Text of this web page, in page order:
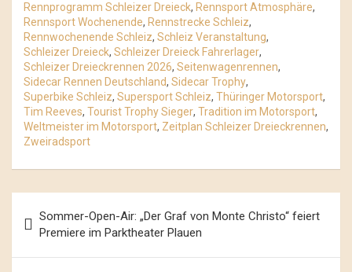
Rennprogramm Schleizer Dreieck, Rennsport Atmosphäre,
Rennsport Wochenende, Rennstrecke Schleiz,
Rennwochenende Schleiz, Schleiz Veranstaltung,
Schleizer Dreieck, Schleizer Dreieck Fahrerlager,
Schleizer Dreieckrennen 2026, Seitenwagenrennen,
Sidecar Rennen Deutschland, Sidecar Trophy,
Superbike Schleiz, Supersport Schleiz, Thüringer Motorsport,
Tim Reeves, Tourist Trophy Sieger, Tradition im Motorsport,
Weltmeister im Motorsport, Zeitplan Schleizer Dreieckrennen,
Zweiradsport
Navigation
Sommer-Open-Air: „Der Graf von Monte Christo“ feiert
Premiere im Parktheater Plauen